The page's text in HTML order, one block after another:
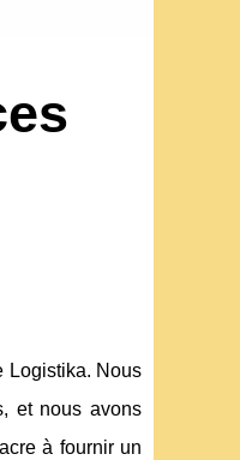
Logistika. Nous
et nous avons
à fournir un